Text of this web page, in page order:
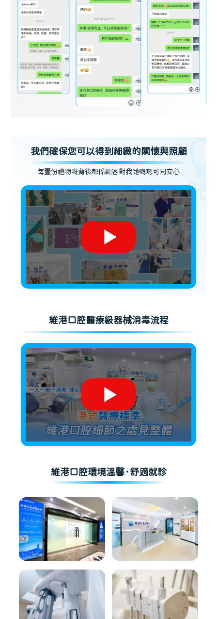
我們確保您可以得到細緻的關懷與照顧
每壹份禮物嘅背後都係顧客對我哋嘅認可同安心
維港口腔醫療級器械消毒流程
維港口腔環境溫馨·舒適就診